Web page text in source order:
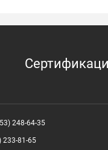
248-64-35
233-81-65